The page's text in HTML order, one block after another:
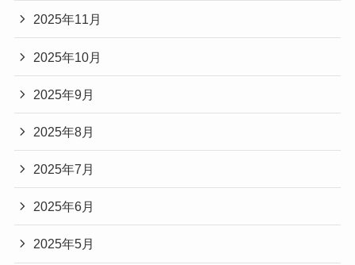
2025年11月
2025年10月
2025年9月
2025年8月
2025年7月
2025年6月
2025年5月